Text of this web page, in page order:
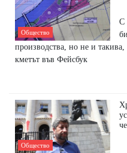
Общество
С
производства, но не и
кметът във Фейсбук
Общество